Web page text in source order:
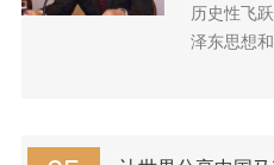
历史性飞
泽东思想